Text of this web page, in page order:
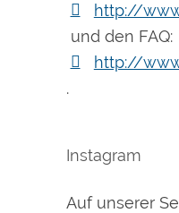
http://
und den FAQ:
http://
.
Instagram
Auf unserer